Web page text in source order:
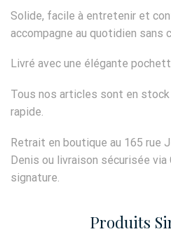
Solide, facile à entretenir et
accompagne au quotidien sans
Livré avec une élégante
Tous nos articles sont en
rapide.
Retrait en boutique au 165 rue
Denis ou livraison sécurisée
signature.
Produits